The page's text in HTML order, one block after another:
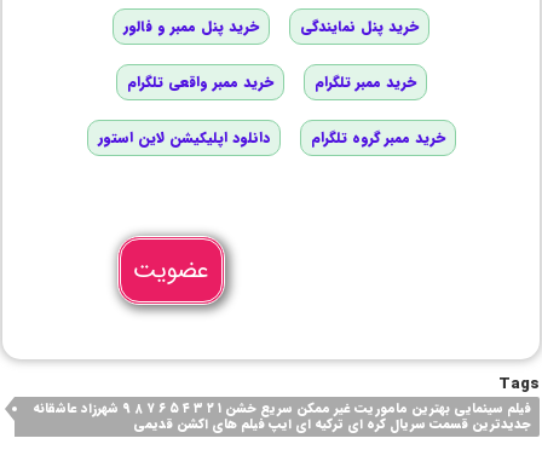
خرید پنل نمایندگی خرید پنل ممبر و فالور
خرید ممبر تلگرام خرید ممبر واقعی تلگرام
خرید ممبر گروه تلگرام دانلود اپلیکیشن لاین استور
عضویت
Tags
فیلم سینمایی بهترین ماموریت غیر ممکن‌ سریع خشن ۱ ۲ ۳ ۴ ۵ ۶ ۷ ۸ ۹ شهرزاد عاشقانه
جدیدترین قسمت سریال کره ای ترکیه ای ایپ فیلم های اکشن قدیمی